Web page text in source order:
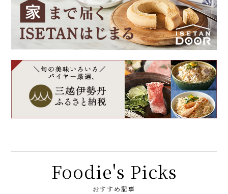
Foodie's Picks
おすすめ記事